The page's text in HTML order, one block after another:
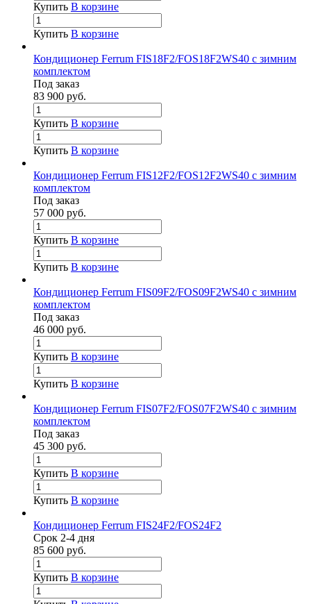
Купить В корзине
Купить В корзине
Кондиционер Ferrum FIS18F2/FOS18F2WS40 с зимним
комплектом
Под заказ
83 900 руб.
Купить В корзине
Купить В корзине
Кондиционер Ferrum FIS12F2/FOS12F2WS40 с зимним
комплектом
Под заказ
57 000 руб.
Купить В корзине
Купить В корзине
Кондиционер Ferrum FIS09F2/FOS09F2WS40 с зимним
комплектом
Под заказ
46 000 руб.
Купить В корзине
Купить В корзине
Кондиционер Ferrum FIS07F2/FOS07F2WS40 с зимним
комплектом
Под заказ
45 300 руб.
Купить В корзине
Купить В корзине
Кондиционер Ferrum FIS24F2/FOS24F2
Срок 2-4 дня
85 600 руб.
Купить В корзине